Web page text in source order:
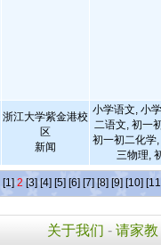
浙江大学紫金港校
区
新闻
小学语文, 小
二语文, 初一
初一初二化学
三物理,
[1] 2 [3] [4] [5] [6] [7] [8] [9] [10]
关于我们 - 请家教